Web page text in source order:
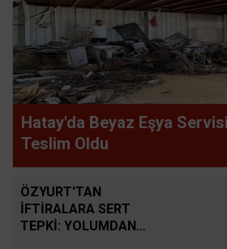
Hatay'da Beyaz Eşya
Teslim Oldu
ÖZYURT'TAN
İFTİRALARA SERT
TEPKİ: YOLUMDAN